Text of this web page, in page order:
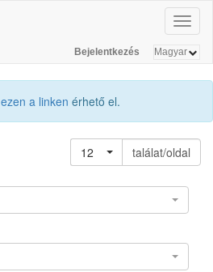
Bejelentkezés
ezen a linken érhető el.
12
találat/oldal